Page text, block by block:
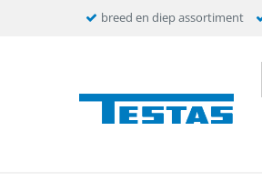
breed en diep assortiment